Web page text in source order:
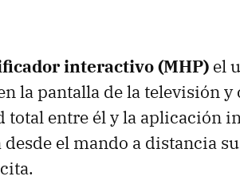
interactivo (MHP) el
la pantalla de la televisión y
entre él y la aplicación
el mando a distancia